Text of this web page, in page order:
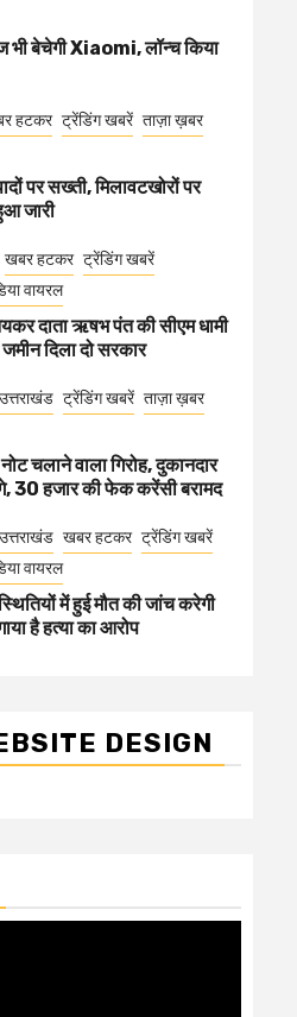
भी बेचेगी Xiaomi, लॉन्च किया
हटकर ट्रेंडिंग खबरें ताज़ा ख़बर
पर सख्ती, मिलावटखोरों पर
जारी
खबर हटकर ट्रेंडिंग खबरें
वायरल
दाता ऋषभ पंत की सीएम धामी
दिला दो सरकार
उत्तराखंड ट्रेंडिंग खबरें ताज़ा ख़बर
चलाने वाला गिरोह, दुकानदार
30 हजार की फेक करेंसी बरामद
उत्तराखंड खबर हटकर ट्रेंडिंग खबरें
वायरल
में हुई मौत की जांच करेगी
है हत्या का आरोप
DESIGN